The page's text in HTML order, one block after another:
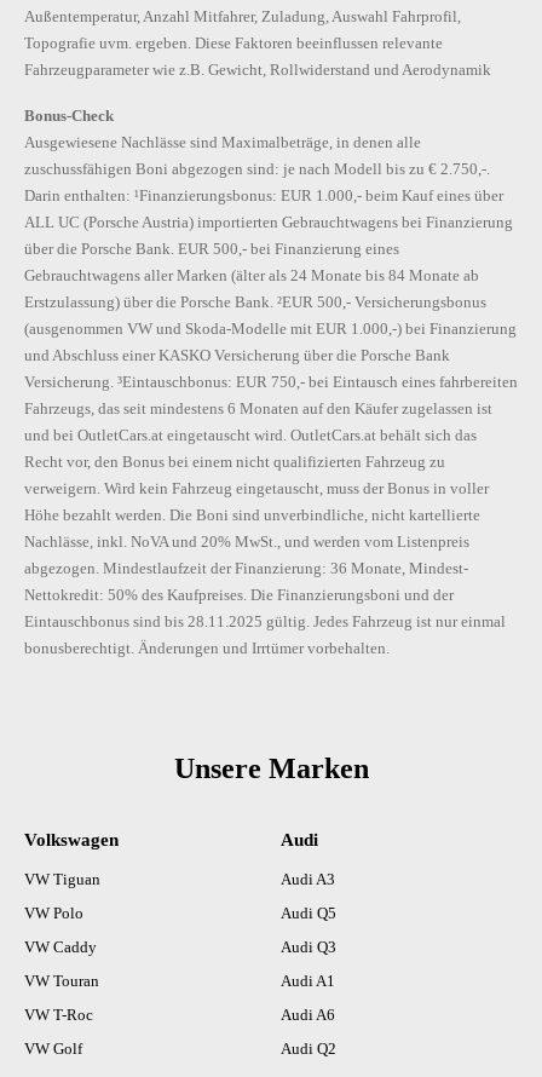
Außentemperatur, Anzahl Mitfahrer, Zuladung, Auswahl Fahrprofil,
Topografie uvm. ergeben. Diese Faktoren beeinflussen relevante
Fahrzeugparameter wie z.B. Gewicht, Rollwiderstand und Aerodynamik
Bonus-Check
Ausgewiesene Nachlässe sind Maximalbeträge, in denen alle
zuschussfähigen Boni abgezogen sind: je nach Modell bis zu € 2.750,-.
Darin enthalten: ¹Finanzierungsbonus: EUR 1.000,- beim Kauf eines über
ALL UC (Porsche Austria) importierten Gebrauchtwagens bei Finanzierung
über die Porsche Bank. EUR 500,- bei Finanzierung eines
Gebrauchtwagens aller Marken (älter als 24 Monate bis 84 Monate ab
Erstzulassung) über die Porsche Bank. ²EUR 500,- Versicherungsbonus
(ausgenommen VW und Skoda-Modelle mit EUR 1.000,-) bei Finanzierung
und Abschluss einer KASKO Versicherung über die Porsche Bank
Versicherung. ³Eintauschbonus: EUR 750,- bei Eintausch eines fahrbereiten
Fahrzeugs, das seit mindestens 6 Monaten auf den Käufer zugelassen ist
und bei OutletCars.at eingetauscht wird. OutletCars.at behält sich das
Recht vor, den Bonus bei einem nicht qualifizierten Fahrzeug zu
verweigern. Wird kein Fahrzeug eingetauscht, muss der Bonus in voller
Höhe bezahlt werden. Die Boni sind unverbindliche, nicht kartellierte
Nachlässe, inkl. NoVA und 20% MwSt., und werden vom Listenpreis
abgezogen. Mindestlaufzeit der Finanzierung: 36 Monate, Mindest-
Nettokredit: 50% des Kaufpreises. Die Finanzierungsboni und der
Eintauschbonus sind bis 28.11.2025 gültig. Jedes Fahrzeug ist nur einmal
bonusberechtigt. Änderungen und Irrtümer vorbehalten.
Unsere Marken
Volkswagen
VW Tiguan
VW Polo
VW Caddy
VW Touran
VW T-Roc
VW Golf
Audi
Audi A3
Audi Q5
Audi Q3
Audi A1
Audi A6
Audi Q2